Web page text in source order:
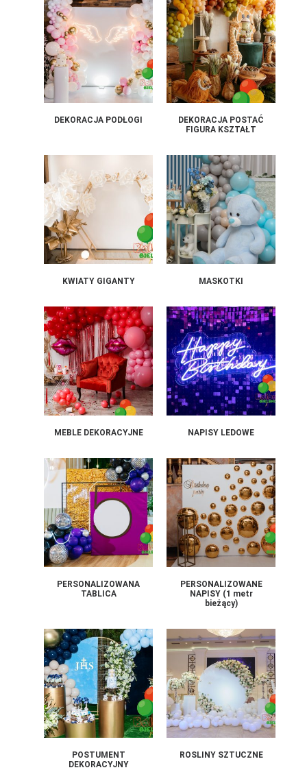
DEKORACJA PODŁOGI
DEKORACJA POSTAĆ
FIGURA KSZTAŁT
KWIATY GIGANTY MASKOTKI
MEBLE DEKORACYJNE NAPISY LEDOWE
PERSONALIZOWANA
TABLICA
PERSONALIZOWANE
NAPISY (1 metr
bieżący)
POSTUMENT
DEKORACYJNY
ROSLINY SZTUCZNE